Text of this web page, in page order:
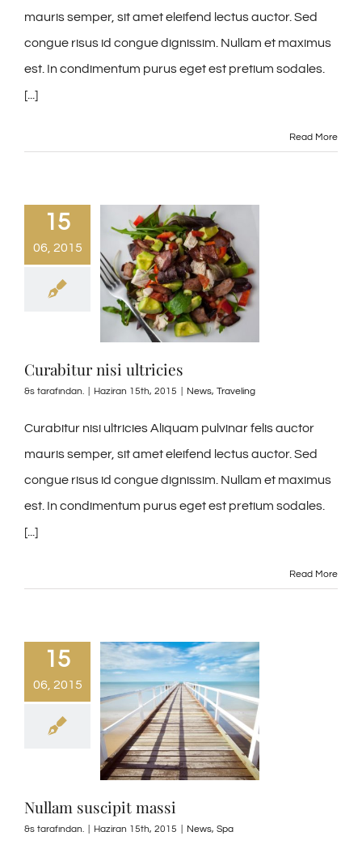
mauris semper, sit amet eleifend lectus auctor. Sed
congue risus id congue dignissim. Nullam et maximus
est. In condimentum purus eget est pretium sodales.
[...]
Read More
15
06, 2015
Curabitur nisi ultricies
&s tarafından. Haziran 15th, 2015 News, Traveling
Curabitur nisi ultricies Aliquam pulvinar felis auctor
mauris semper, sit amet eleifend lectus auctor. Sed
congue risus id congue dignissim. Nullam et maximus
est. In condimentum purus eget est pretium sodales.
[...]
Read More
15
06, 2015
Nullam suscipit massi
&s tarafından. Haziran 15th, 2015 News, Spa